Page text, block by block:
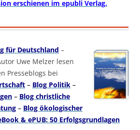
erschienen im epubli Verlag.
für Deutschland –
Uwe Melzer lesen
Presseblogs bei
– Blog Politik –
– Blog christliche
– Blog ökologischer
& ePUB: 50 Erfolgsgrundlagen